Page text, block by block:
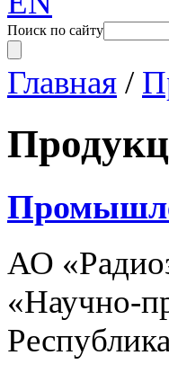
Поиск по сайту
Главная /
АО
«Научно-